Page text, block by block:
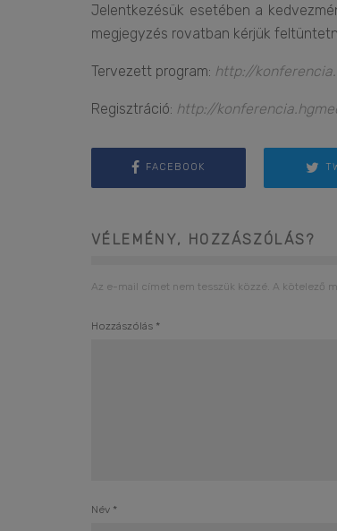
Jelentkezésük esetében a
megjegyzés rovatban kérjük
Tervezett program: http://
Regisztráció: http://
FACEBOOK
VÉLEMÉNY, HOZZÁSZÓLÁS?
Az e-mail címet nem tesszük közzé. A kötelező
Hozzászólás *
Név *